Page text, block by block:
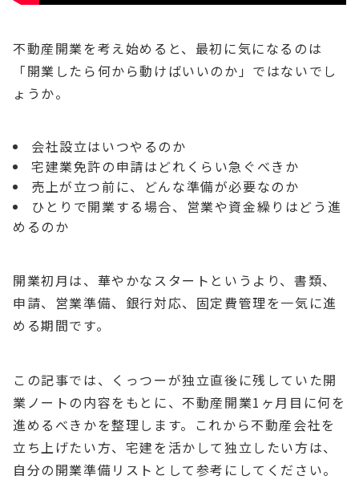
不動産開業を考え始めると、最初に気になるのは
「開業したら何から動けばいいのか」ではないでし
ょうか。
会社設立はいつやるのか
宅建業免許の申請はどれくらい急ぐべきか
売上が立つ前に、どんな準備が必要なのか
ひとりで開業する場合、営業や資金繰りはどう進
めるのか
開業初月は、華やかなスタートというより、書類、
申請、営業準備、銀行対応、固定費管理を一気に進
める期間です。
この記事では、くっつーが独立直後に残していた開
業ノートの内容をもとに、不動産開業1ヶ月目に何を
進めるべきかを整理します。これから不動産会社を
立ち上げたい方、宅建を活かして独立したい方は、
自分の開業準備リストとして参考にしてください。